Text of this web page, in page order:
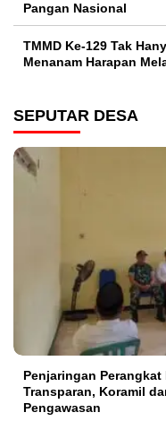
Pangan Nasional
TMMD Ke-129 Tak
Menanam Harapan
SEPUTAR DESA
Penjaringan
Transparan, Koramil
Pengawasan